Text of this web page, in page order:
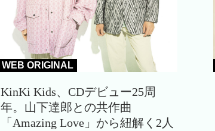
WEB ORIGINAL
KinKi Kids、CDデビュー25周
年。山下達郎との共作曲
「Amazing Love」から紐解く2人